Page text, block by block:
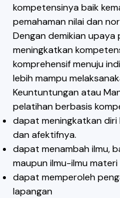
kompetensinya baik
pemahaman nilai dan
Dengan demikian
meningkatkan
komprehensif menuju
lebih mampu
Keuntuntungan atau
pelatihan berbasis
dapat meningkatkan diri
dan afektifnya.
dapat menambah ilmu,
maupun ilmu-ilmu materi
dapat memperoleh
lapangan